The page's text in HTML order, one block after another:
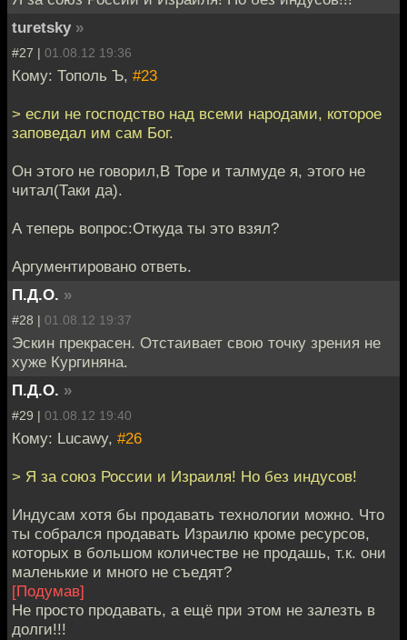
turetsky »
#27 | 01.08.12 19:36
Кому: Тополь Ъ, #23
> если не господство над всеми народами, которое
заповедал им сам Бог.
Он этого не говорил,В Торе и талмуде я, этого не
читал(Таки да).
А теперь вопрос:Откуда ты это взял?
Аргументировано ответь.
П.Д.О. »
#28 | 01.08.12 19:37
Эскин прекрасен. Отстаивает свою точку зрения не
хуже Кургиняна.
П.Д.О. »
#29 | 01.08.12 19:40
Кому: Lucawy, #26
> Я за союз России и Израиля! Но без индусов!
Индусам хотя бы продавать технологии можно. Что
ты собрался продавать Израилю кроме ресурсов,
которых в большом количестве не продашь, т.к. они
маленькие и много не съедят?
[Подумав]
Не просто продавать, а ещё при этом не залезть в
долги!!!